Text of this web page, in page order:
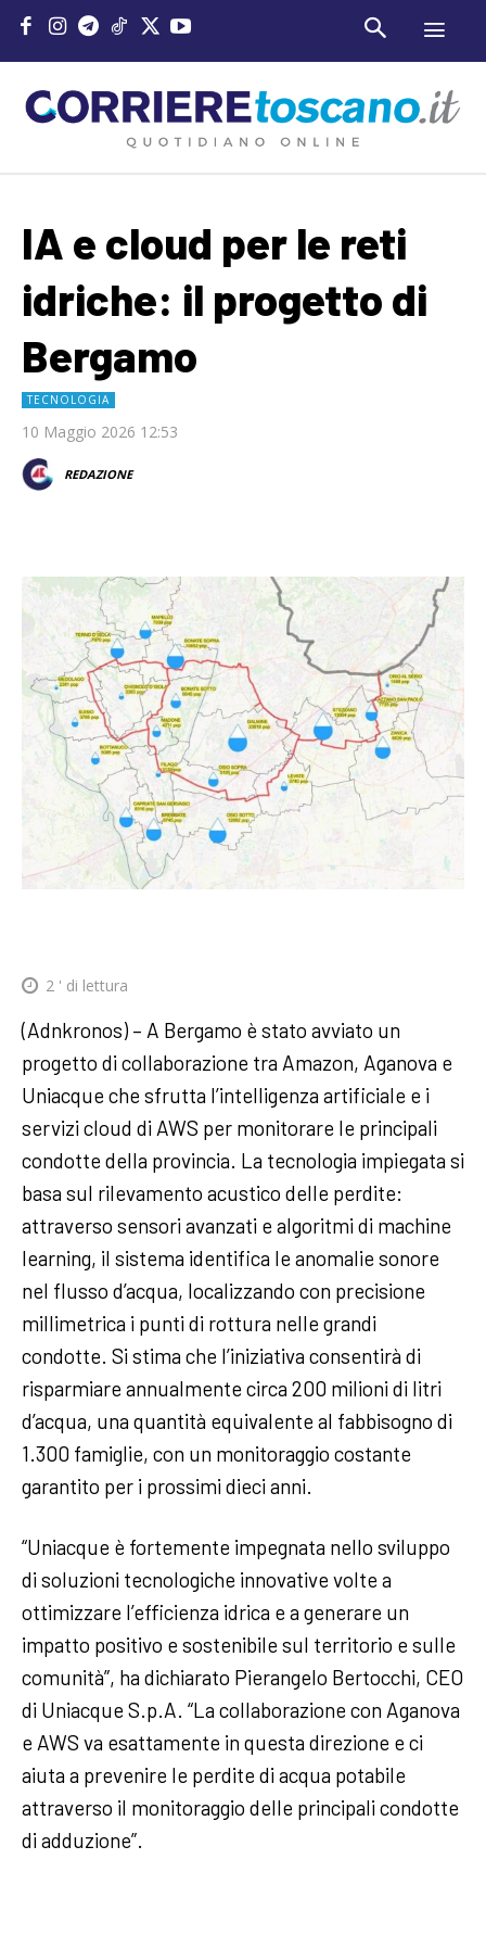
IA e cloud per le reti
idriche: il progetto di
Bergamo
TECNOLOGIA
10 Maggio 2026 12:53
REDAZIONE
2 ' di lettura
(Adnkronos) – A Bergamo è stato avviato un
progetto di collaborazione tra Amazon, Aganova e
Uniacque che sfrutta l’intelligenza artificiale e i
servizi cloud di AWS per monitorare le principali
condotte della provincia. La tecnologia impiegata si
basa sul rilevamento acustico delle perdite:
attraverso sensori avanzati e algoritmi di machine
learning, il sistema identifica le anomalie sonore
nel flusso d’acqua, localizzando con precisione
millimetrica i punti di rottura nelle grandi
condotte. Si stima che l’iniziativa consentirà di
risparmiare annualmente circa 200 milioni di litri
d’acqua, una quantità equivalente al fabbisogno di
1.300 famiglie, con un monitoraggio costante
garantito per i prossimi dieci anni.
“Uniacque è fortemente impegnata nello sviluppo
di soluzioni tecnologiche innovative volte a
ottimizzare l’efficienza idrica e a generare un
impatto positivo e sostenibile sul territorio e sulle
comunità”, ha dichiarato Pierangelo Bertocchi, CEO
di Uniacque S.p.A. “La collaborazione con Aganova
e AWS va esattamente in questa direzione e ci
aiuta a prevenire le perdite di acqua potabile
attraverso il monitoraggio delle principali condotte
di adduzione”.